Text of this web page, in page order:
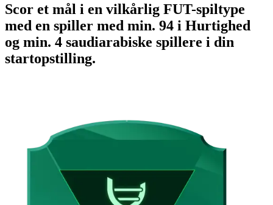
Scor et mål i en vilkårlig FUT-spiltype
med en spiller med min. 94 i Hurtighed
og min. 4 saudiarabiske spillere i din
startopstilling.